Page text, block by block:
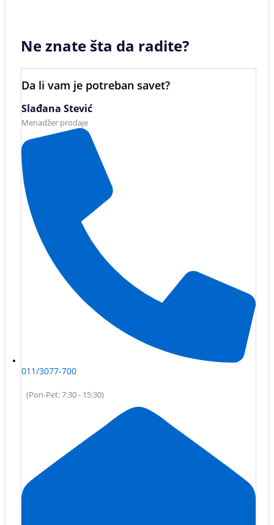
Ne znate šta da radite?
Da li vam je potreban savet?
Slađana Stević
Menadžer prodaje
011/3077-700
(Pon-Pet: 7:30 - 15:30)